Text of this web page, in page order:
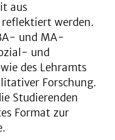
aus
reflektiert werden.
und MA-
und
des Lehramts
Forschung.
Studierenden
Format zur